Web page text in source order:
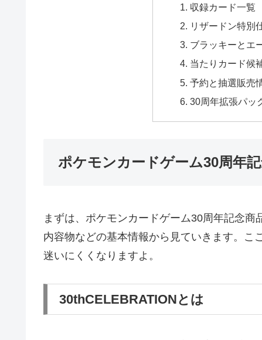
収録カード一覧
リザードン特別
ブラッキーとエ
当たりカード候
予約と抽選販売
30周年拡張パッ
ポケモンカードゲーム30周年
まずは、ポケモンカードゲーム30周年記念商
内容物などの基本情報から見ていきます。こ
迷いにくくなりますよ。
30thCELEBRATIONとは